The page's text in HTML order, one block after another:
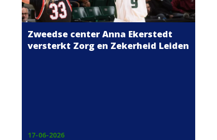
Zweedse center Anna Ekerstedt
versterkt Zorg en Zekerheid Leiden
17-06-2026